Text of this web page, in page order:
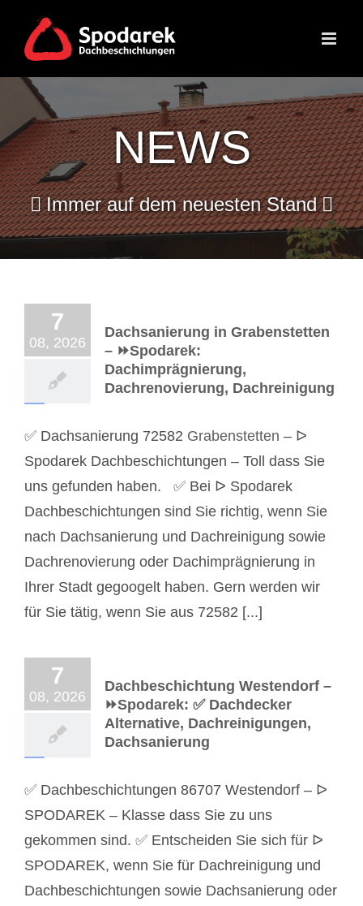
content
NEWS
Immer auf dem neuesten Stand
7
08, 2026
Dachsanierung in Grabenstetten
– ⏩Spodarek:
Dachimprägnierung,
Dachrenovierung, Dachreinigung
✅ Dachsanierung 72582 Grabenstetten – ᐅ
Spodarek Dachbeschichtungen – Toll dass Sie
uns gefunden haben. ✅ Bei ᐅ Spodarek
Dachbeschichtungen sind Sie richtig, wenn Sie
nach Dachsanierung und Dachreinigung sowie
Dachrenovierung oder Dachimprägnierung in
Ihrer Stadt gegoogelt haben. Gern werden wir
für Sie tätig, wenn Sie aus 72582 [...]
7
08, 2026
Dachbeschichtung Westendorf –
⏩Spodarek: ✅ Dachdecker
Alternative, Dachreinigungen,
Dachsanierung
✅ Dachbeschichtungen 86707 Westendorf – ᐅ
SPODAREK – Klasse dass Sie zu uns
gekommen sind. ✅ Entscheiden Sie sich für ᐅ
SPODAREK, wenn Sie für Dachreinigung und
Dachbeschichtungen sowie Dachsanierung oder